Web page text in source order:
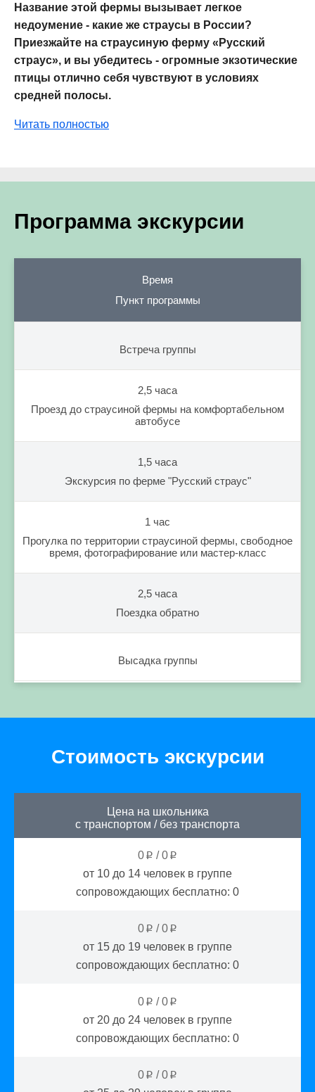
Название этой фермы вызывает легкое
недоумение - какие же страусы в России?
Приезжайте на страусиную ферму «Русский
страус», и вы убедитесь - огромные экзотические
птицы отлично себя чувствуют в условиях
средней полосы.
Читать полностью
Программа экскурсии
Время
Пункт программы
Встреча группы
2,5 часа
Проезд до страусиной фермы на комфортабельном
автобусе
1,5 часа
Экскурсия по ферме "Русский страус"
1 час
Прогулка по территории страусиной фермы, свободное
время, фотографирование или мастер-класс
2,5 часа
Поездка обратно
Высадка группы
Стоимость экскурсии
Цена на школьника
с транспортом / без транспорта
0 p /0 p
от 10 до 14 человек в группе
сопровождающих бесплатно: 0
0 p /0 p
от 15 до 19 человек в группе
сопровождающих бесплатно: 0
0 p /0 p
от 20 до 24 человек в группе
сопровождающих бесплатно: 0
0 p /0 p